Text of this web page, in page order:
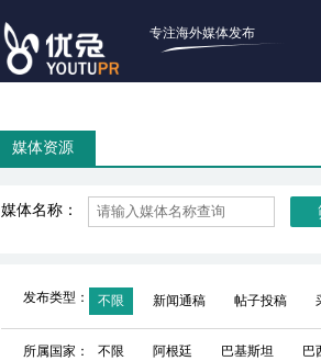
专注海外媒体发布
媒体资源
媒体名称：
发布类型： 不限 新闻通稿 帖子投稿
所属国家： 不限 阿根廷 巴基斯坦
巴